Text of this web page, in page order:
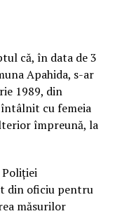
că, în data de 3
Apahida, s-ar
1989, din
cu femeia
împreună, la
din oficiu pentru
măsurilor